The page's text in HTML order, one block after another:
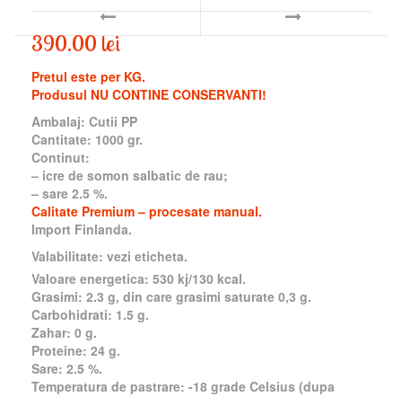
390.00lei
Pretul este per KG.
Produsul NU CONTINE CONSERVANTI!
Ambalaj: Cutii PP
Cantitate: 1000 gr.
Continut:
– icre de somon salbatic de rau;
– sare 2.5 %.
Calitate Premium – procesate manual.
Import Finlanda.
Valabilitate: vezi eticheta.
Valoare energetica: 530 kj/130 kcal.
Grasimi: 2.3 g, din care grasimi saturate 0,3 g.
Carbohidrati: 1.5 g.
Zahar: 0 g.
Proteine: 24 g.
Sare: 2.5 %.
Temperatura de pastrare: -18 grade Celsius (dupa